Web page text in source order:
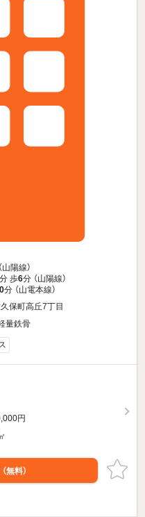
山陽線）
分 歩6分 （山陽線）
分 （山電本線）
保町高丘7丁目
量鉄骨
円
（無料）